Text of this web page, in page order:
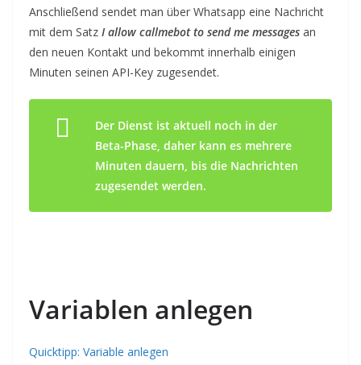
Anschließend sendet man über Whatsapp eine Nachricht
mit dem Satz I allow callmebot to send me messages an
den neuen Kontakt und bekommt innerhalb einigen
Minuten seinen API-Key zugesendet.
Der Dienst ist aktuell noch in der
Beta-Phase, daher kann es mehrere
Minuten dauern, bis die Nachrichten
zugesendet werden.
Variablen anlegen
Quicktipp: Variable anlegen